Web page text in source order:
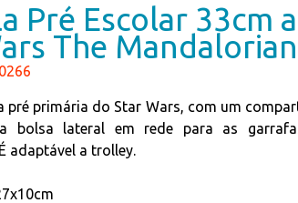
Pré Escolar 33cm
The
pré primária do Star Wars, com um
bolsa lateral em rede para as
adaptável a trolley.